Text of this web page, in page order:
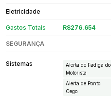
Eletricidade
Gastos Totais R$276.654
SEGURANÇA
Sistemas
Alerta de Fadiga do
Motorista
Alerta de Ponto
Cego